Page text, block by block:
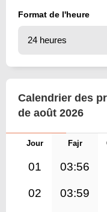
Format de l'heure
Calendrier des
de août 2026
Jour Fajr
01 03:56
02 03:59